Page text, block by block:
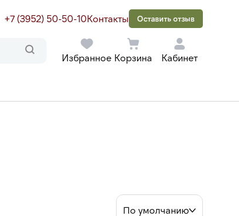
+7 (3952) 50-50-10Контакты Оставить отзыв
Избранное Корзина Кабинет
По умолчанию